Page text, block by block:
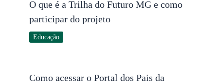
O que é a Trilha do Futuro MG e como
participar do projeto
Educação
Como acessar o Portal dos Pais da